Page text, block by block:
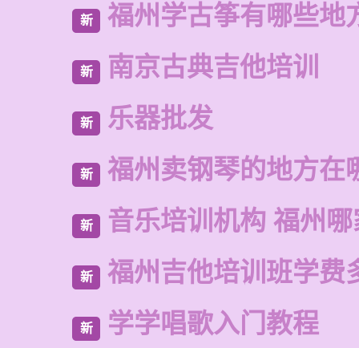
新 福州学古筝有哪些地
新 南京古典吉他培训
新 乐器批发
新 福州卖钢琴的地方在
新 音乐培训机构 福州
新 福州吉他培训班学费
新 学学唱歌入门教程